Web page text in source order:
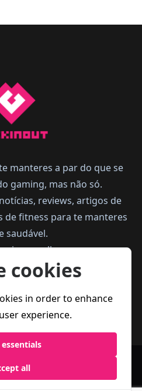
manteres a par do que se
gaming, mas não só.
reviews, artigos de
de fitness para te manteres
saudável.
joga melhor.
de
cookies
in order to enhance
experience.
all